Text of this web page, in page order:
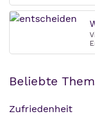
Beliebte
Zufriedenheit